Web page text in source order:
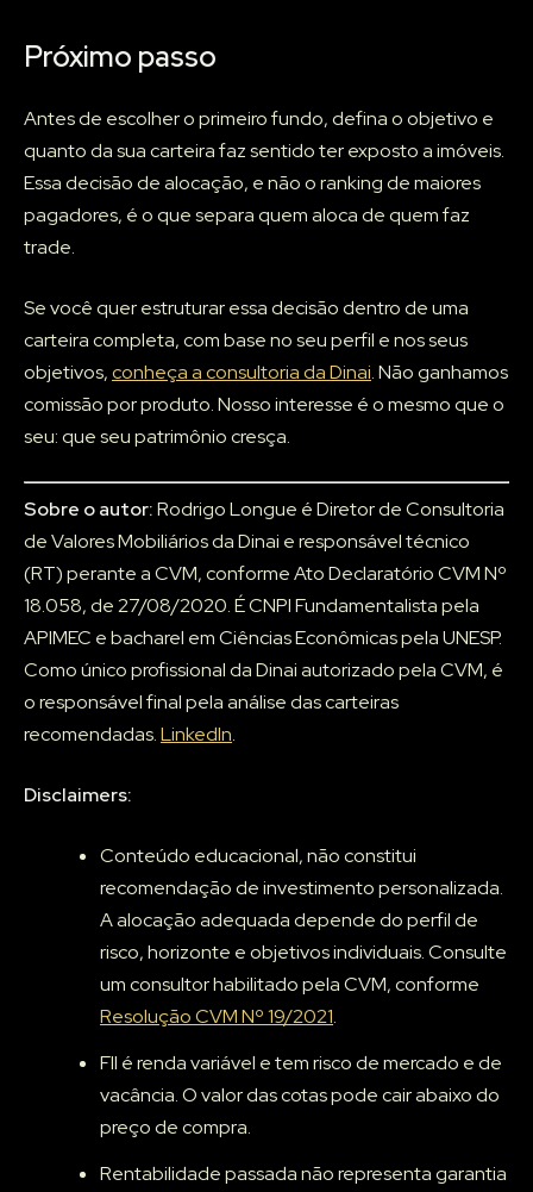
Próximo passo
Antes de escolher o primeiro fundo, defina o objetivo e
quanto da sua carteira faz sentido ter exposto a imóveis.
Essa decisão de alocação, e não o ranking de maiores
pagadores, é o que separa quem aloca de quem faz
trade.
Se você quer estruturar essa decisão dentro de uma
carteira completa, com base no seu perfil e nos seus
objetivos,conheça a consultoria da Dinai. Não ganhamos
comissão por produto. Nosso interesse é o mesmo que o
seu: que seu patrimônio cresça.
Sobre o autor:Rodrigo Longue é Diretor de Consultoria
de Valores Mobiliários da Dinai e responsável técnico
(RT) perante a CVM, conforme Ato Declaratório CVM Nº
18.058, de 27/08/2020. É CNPI Fundamentalista pela
APIMEC e bacharel em Ciências Econômicas pela UNESP.
Como único profissional da Dinai autorizado pela CVM, é
o responsável final pela análise das carteiras
recomendadas.LinkedIn.
Disclaimers:
Conteúdo educacional, não constitui
recomendação de investimento personalizada.
A alocação adequada depende do perfil de
risco, horizonte e objetivos individuais. Consulte
um consultor habilitado pela CVM, conforme
Resolução CVM Nº 19/2021.
FII é renda variável e tem risco de mercado e de
vacância. O valor das cotas pode cair abaixo do
preço de compra.
Rentabilidade passada não representa garantia